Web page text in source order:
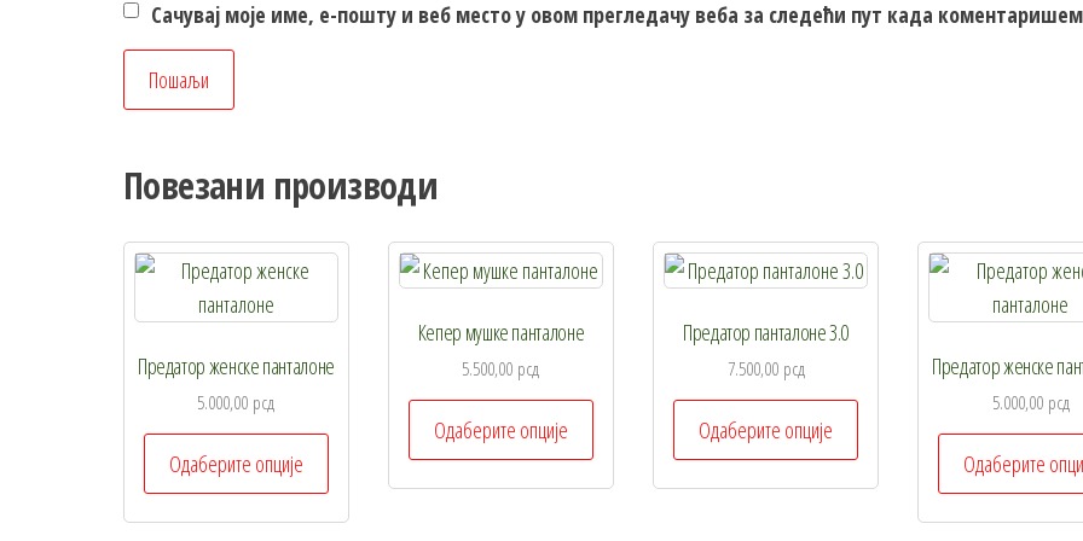
Сачувај моје име, е-пошту и веб место у овом прегледачу веба за следећи пут када
Повезани производи
Предатор женске панталоне
5.000,00 рсд
Одаберите опције
Овај
Кепер мушке панталоне
5.500,00 рсд
Одаберите опције
Овај
Предатор панталоне 3.0
7.500,00 рсд
Одаберите опције
Овај
Предатор женске
5.000,00 рсд
Одаберите